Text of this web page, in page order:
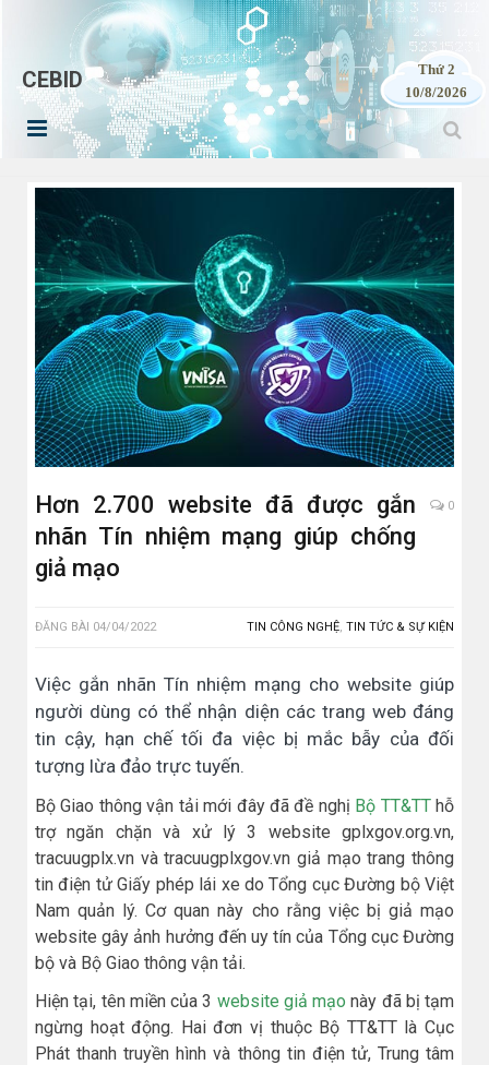
CEBID
Thứ 2
10/8/2026
Hơn 2.700 website đã được gắn
nhãn Tín nhiệm mạng giúp chống
giả mạo
0
ĐĂNG BÀI 04/04/2022 TIN CÔNG NGHỆ, TIN TỨC & SỰ KIỆN
Việc gắn nhãn Tín nhiệm mạng cho website giúp
người dùng có thể nhận diện các trang web đáng
tin cậy, hạn chế tối đa việc bị mắc bẫy của đối
tượng lừa đảo trực tuyến.
Bộ Giao thông vận tải mới đây đã đề nghị Bộ TT&TThỗ
trợ ngăn chặn và xử lý 3 website gplxgov.org.vn,
tracuugplx.vn và tracuugplxgov.vn giả mạo trang thông
tin điện tử Giấy phép lái xe do Tổng cục Đường bộ Việt
Nam quản lý. Cơ quan này cho rằng việc bị giả mạo
website gây ảnh hưởng đến uy tín của Tổng cục Đường
bộ và Bộ Giao thông vận tải.
Hiện tại, tên miền của 3 website giả mạo này đã bị tạm
ngừng hoạt động. Hai đơn vị thuộc Bộ TT&TT là Cục
Phát thanh truyền hình và thông tin điện tử, Trung tâm